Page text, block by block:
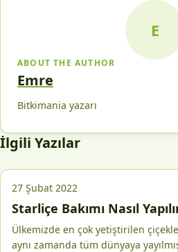
E
ABOUT THE AUTHOR
Emre
Bitkimania yazarı
İlgili Yazılar
27 Şubat 2022
Starliçe Bakımı Nasıl
Ülkemizde en çok yetiştirilen
aynı zamanda tüm dünyaya